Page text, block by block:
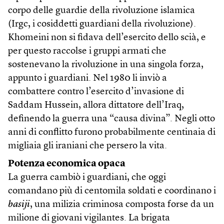
corpo delle guardie della rivoluzione islamica
(Irgc, i cosiddetti guardiani della rivoluzione).
Khomeini non si fidava dell’esercito dello scià, e
per questo raccolse i gruppi armati che
sostenevano la rivoluzione in una singola forza,
appunto i guardiani. Nel 1980 li inviò a
combattere contro l’esercito d’invasione di
Saddam Hussein, allora dittatore dell’Iraq,
definendo la guerra una “causa divina”. Negli otto
anni di conflitto furono probabilmente centinaia di
migliaia gli iraniani che persero la vita.
Potenza economica opaca
La guerra cambiò i guardiani, che oggi
comandano più di centomila soldati e coordinano i
basiji, una milizia criminosa composta forse da un
milione di giovani vigilantes. La brigata